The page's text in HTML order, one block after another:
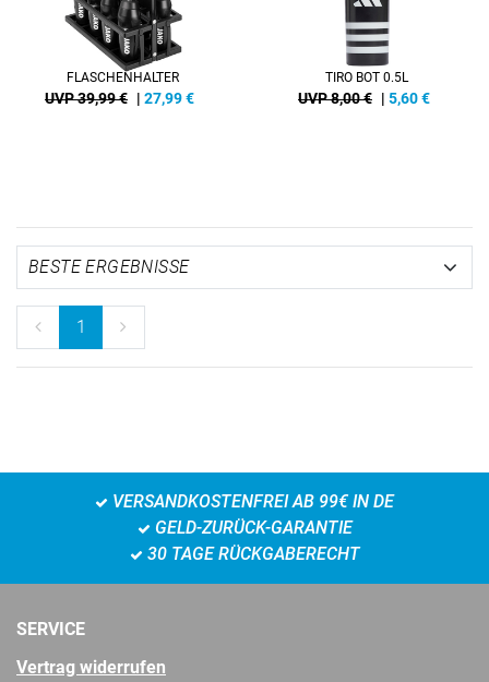
FLASCHENHALTER
UVP 39,99 € | 27,99€
TIRO BOT 0.5L
UVP 8,00 € | 5,60€
1
VERSANDKOSTENFREI AB 99€ IN DE
GELD-ZURÜCK-GARANTIE
30 TAGE RÜCKGABERECHT
SERVICE
Vertrag widerrufen